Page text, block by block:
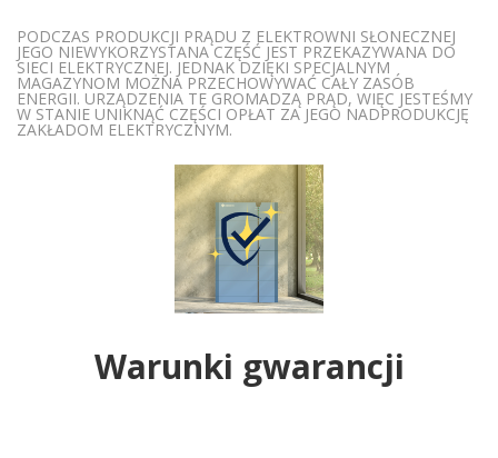
PODCZAS PRODUKCJI PRĄDU Z ELEKTROWNI SŁONECZNEJ
JEGO NIEWYKORZYSTANA CZĘŚĆ JEST PRZEKAZYWANA DO
SIECI ELEKTRYCZNEJ. JEDNAK DZIĘKI SPECJALNYM
MAGAZYNOM MOŻNA PRZECHOWYWAĆ CAŁY ZASÓB
ENERGII. URZĄDZENIA TE GROMADZĄ PRĄD, WIĘC JESTEŚMY
W STANIE UNIKNĄĆ CZĘŚCI OPŁAT ZA JEGO NADPRODUKCJĘ
ZAKŁADOM ELEKTRYCZNYM.
Warunki gwarancji